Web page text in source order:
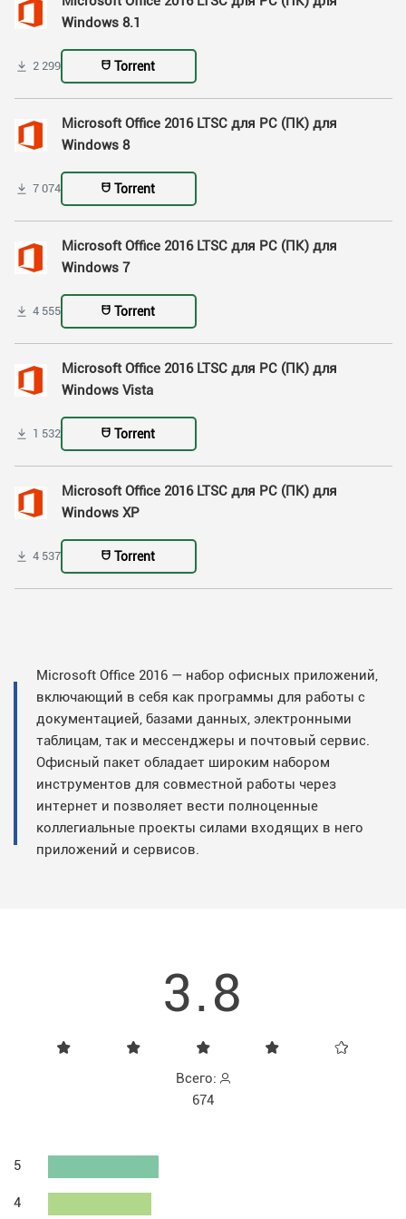
Windows 8.1
2 299 Torrent
Microsoft Office 2016 LTSC для PC (ПК) для
Windows 8
7 074 Torrent
Microsoft Office 2016 LTSC для PC (ПК) для
Windows 7
4 555 Torrent
Microsoft Office 2016 LTSC для PC (ПК) для
Windows Vista
1 532 Torrent
Microsoft Office 2016 LTSC для PC (ПК) для
Windows XP
4 537 Torrent
Microsoft Office 2016 — набор офисных приложений,
включающий в себя как программы для работы с
документацией, базами данных, электронными
таблицам, так и мессенджеры и почтовый сервис.
Офисный пакет обладает широким набором
инструментов для совместной работы через
интернет и позволяет вести полноценные
коллегиальные проекты силами входящих в него
приложений и сервисов.
3.8
Всего:
674
5
4